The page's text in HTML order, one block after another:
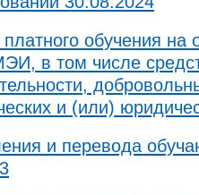
обучения на
в том числе
и (или)
и перевода